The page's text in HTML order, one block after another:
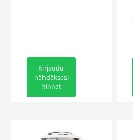
Kirjaudu
nähdäksesi
hinnat